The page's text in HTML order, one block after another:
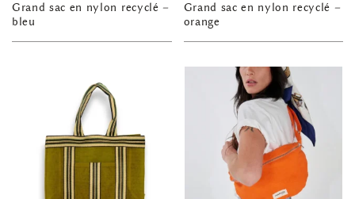
Grand sac en nylon recyclé –
bleu
Grand sac en nylon recyclé –
orange